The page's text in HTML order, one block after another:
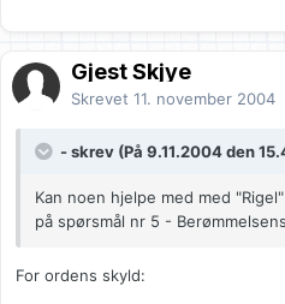
Gjest Skjye
Skrevet 11. november 2004
- skrev (På 9.11.2004 den
Kan noen hjelpe med med
på spørsmål nr 5 -
For ordens skyld: